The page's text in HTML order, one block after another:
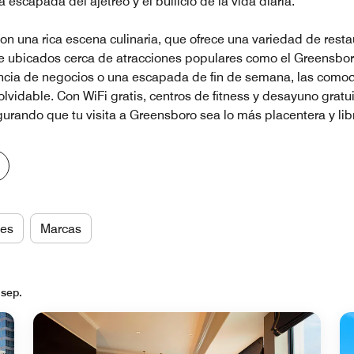
una rica escena culinaria, que ofrece una variedad de
cerca de atracciones populares como el
de negocios o una escapada de fin de semana, las
Con WiFi gratis, centros de fitness y desayuno
que tu visita a Greensboro sea lo más placentera y
Marcas